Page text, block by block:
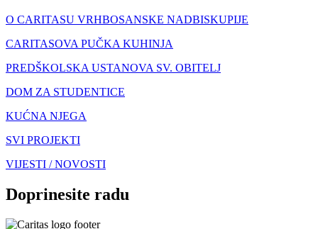
O CARITASU VRHBOSANSKE NADBISKUPIJE
CARITASOVA PUČKA KUHINJA
PREDŠKOLSKA USTANOVA SV. OBITELJ
DOM ZA STUDENTICE
KUĆNA NJEGA
SVI PROJEKTI
VIJESTI / NOVOSTI
Doprinesite radu